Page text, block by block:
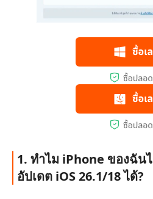
1. ทำไม iPhone ของฉัน
อัปเดต iOS 26.1/18 ได้?